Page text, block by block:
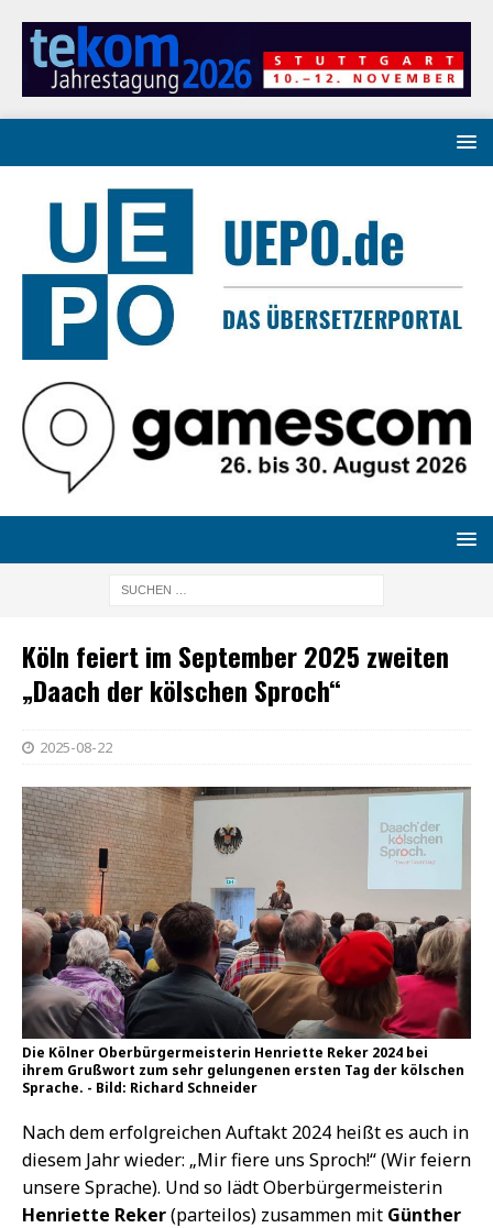
Köln feiert im September 2025 zweiten
„Daach der kölschen Sproch“
2025-08-22
Die Kölner Oberbürgermeisterin Henriette Reker 2024 bei
ihrem Grußwort zum sehr gelungenen ersten Tag der kölschen
Sprache. - Bild: Richard Schneider
Nach dem erfolgreichen Auftakt 2024 heißt es auch in
diesem Jahr wieder: „Mir fiere uns Sproch!“ (Wir feiern
unsere Sprache). Und so lädt Oberbürgermeisterin
Henriette Reker(parteilos) zusammen mit Günther